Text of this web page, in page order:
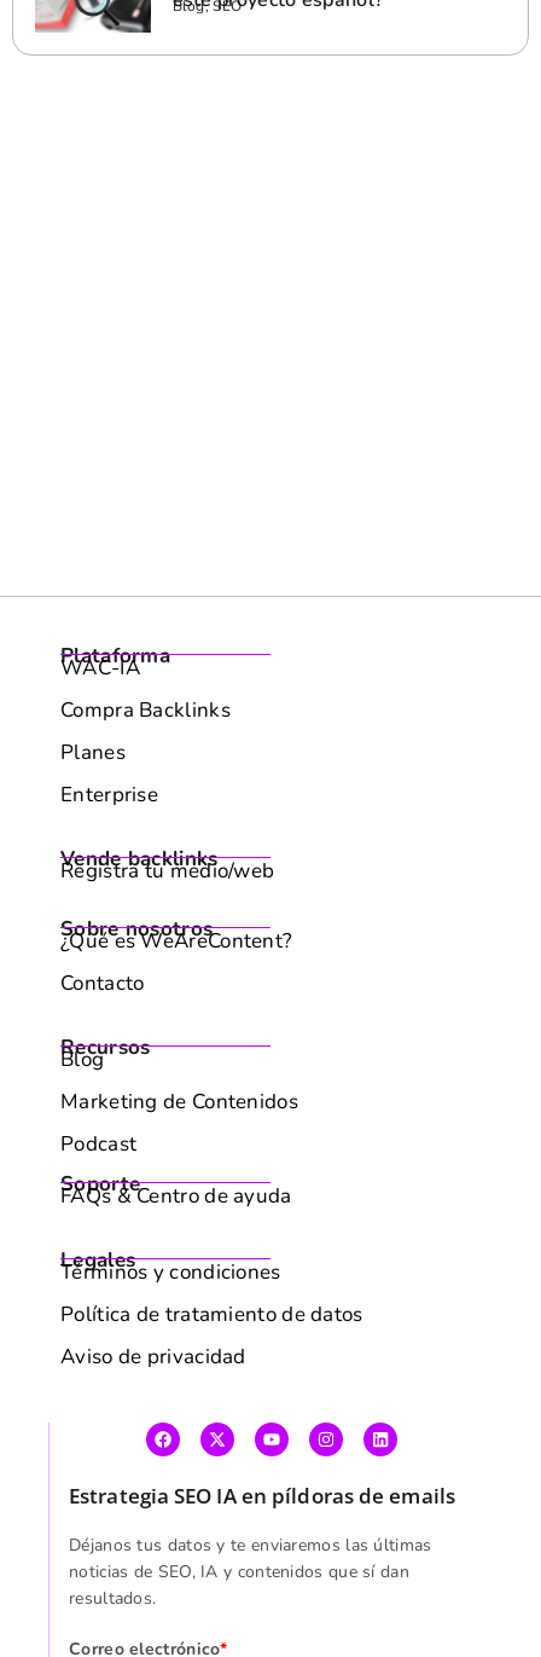
AVISO DE POLÍTICA DE COOKIES
Utilizamos cookies para mejorar tu experiencia de
navegación, mostrarte anuncios o contenido personalizados
y analizar nuestro tráfico. Al hacer clic en "Aceptar todo",
Blog, SEO
Genera contenido IA con la estructura y las
Plataforma
WAC-IA
Compra Backlinks
Planes
Enterprise
Vende backlinks
Registra tu medio/web
Sobre nosotros
¿Qué es WeAreContent?
Contacto
Recursos
Blog
Marketing de Contenidos
Podcast
Soporte
FAQs & Centro de ayuda
Legales
Términos y condiciones
Política de tratamiento de datos
Aviso de privacidad
Estrategia SEO IA en píldoras de emails
Déjanos tus datos y te enviaremos las últimas
noticias de SEO, IA y contenidos que sí dan
resultados.
Correo electrónico*